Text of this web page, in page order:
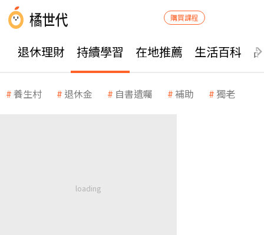
購買課程
退休理財 持續學習 在地推薦 生活百科
養生村 退休金 自書遺囑 補助 獨老